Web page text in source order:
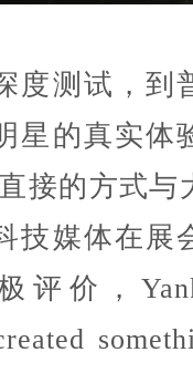
测试，到
星的真实体
接的方式与
技媒体在展
评价，